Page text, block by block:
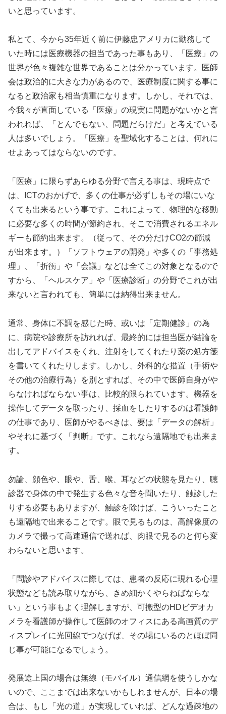
いと思っています。
私とて、今から35年近く前に伊藤忠アメリカに勤務して
いた時には医療機器の担当であった事もあり、「医療」の
世界が色々複雑な世界であることは分かっています。医師
会は政治的に大きな力があるので、医療制度に関する事に
なると政治家も相当慎重になります。しかし、それでは、
今我々が直面している「医療」の現実に問題がないかと言
われれば、「とんでもない、問題だらけだ」と考えている
人は多いでしょう。「医療」を聖域化することは、何れに
せよあってはならないのです。
「医療」に限らずあらゆる分野で言える事は、現時点で
は、ICTのおかげで、多くの仕事が必ずしもその場にいな
くても出来るという事です。これによって、物理的な移動
に必要な多くの時間が節約され、そこで消費されるエネル
ギーも節約出来ます。（従って、その分だけCO2の節減
が出来ます。）「ソフトウェアの開発」や多くの「事務処
理」、「折衝」や「会議」などは全てこの対象となるので
すから、「ヘルスケア」や「医療診断」の分野でこれが出
来ないと言われても、簡単には納得出来ません。
通常、身体に不調を感じた時、或いは「定期健診」の為
に、病院や診療所を訪れれば、最終的には担当医が結論を
出してアドバイスをくれ、注射をしてくれたり薬の処方箋
を書いてくれたりします。しかし、外科的な措置（手術や
その他の治療行為）を別とすれば、その中で医師自身がや
らなければならない事は、比較的限られています。機器を
操作してデータを取ったり、採血をしたりするのは看護師
の仕事であり、医師がやるべきは、要は「データの解析」
やそれに基づく「判断」です。これなら遠隔地でも出来ま
す。
勿論、顔色や、眼や、舌、喉、耳などの状態を見たり、聴
診器で身体の中で発生する色々な音を聞いたり、触診した
りする必要もありますが、触診を除けば、こういったこと
も遠隔地で出来ることです。眼で見るものは、高解像度の
カメラで撮って高速通信で送れば、肉眼で見るのと何ら変
わらないと思います。
「問診やアドバイスに際しては、患者の反応に現れる心理
状態なども読み取りながら、きめ細かくやらねばならな
い」という事もよく理解しますが、可搬型のHDビデオカ
メラを看護師が操作して医師のオフィスにある高画質のデ
ィスプレイに光回線でつなげば、その場にいるのとほぼ同
じ事が可能になるでしょう。
発展途上国の場合は無線（モバイル）通信網を使うしかな
いので、ここまでは出来ないかもしれませんが、日本の場
合は、もし「光の道」が実現していれば、どんな過疎地の